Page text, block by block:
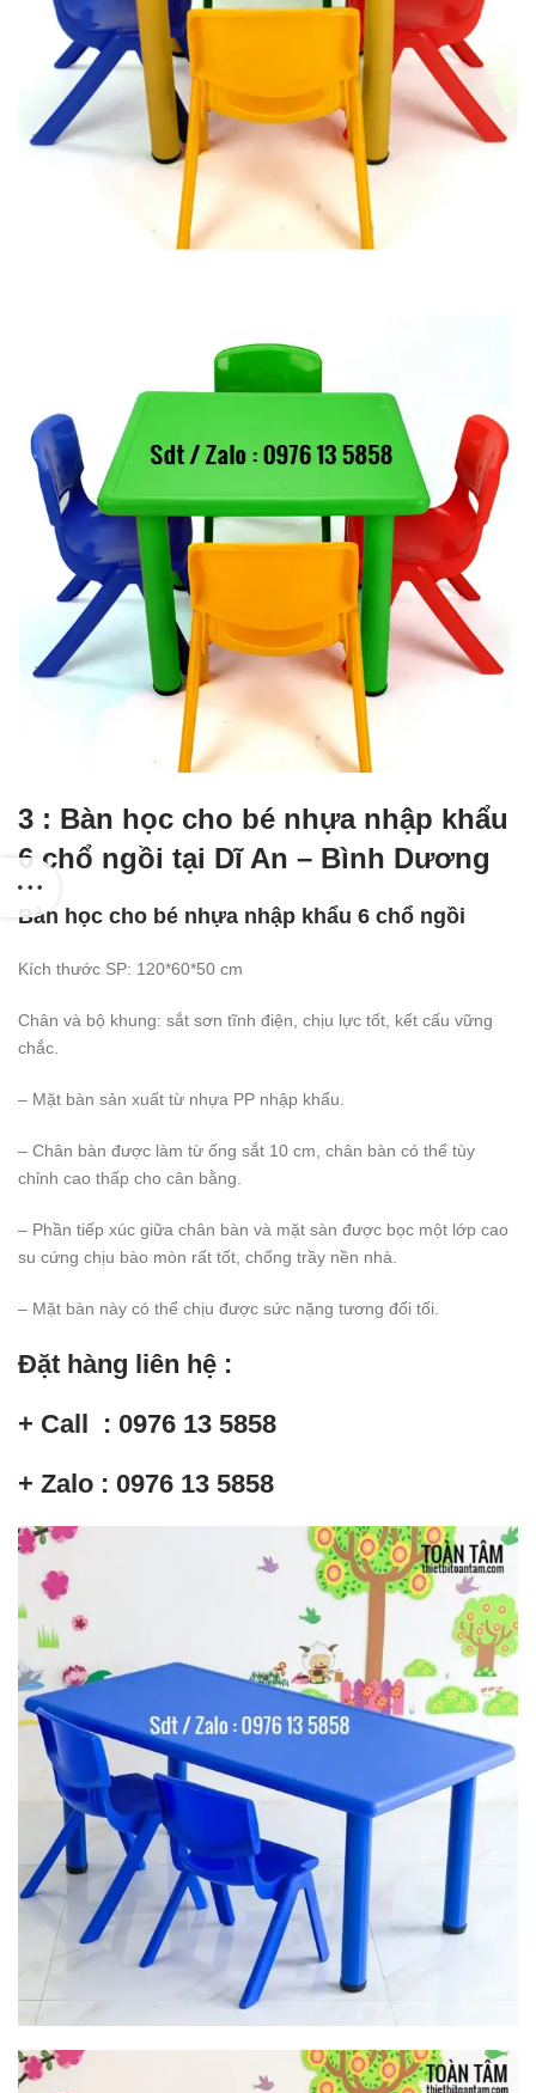
3 : Bàn học cho bé nhựa nhập khẩu
6 chổ ngồi tại Dĩ An – Bình Dương
Bàn học cho bé nhựa nhập khẩu 6 chổ ngồi
Kích thước SP: 120*60*50 cm
Chân và bộ khung: sắt sơn tĩnh điện, chịu lực tốt, kết cấu vững
chắc.
– Mặt bàn sản xuất từ nhựa PP nhập khẩu.
– Chân bàn được làm từ ống sắt 10 cm, chân bàn có thể tùy
chỉnh cao thấp cho cân bằng.
– Phần tiếp xúc giữa chân bàn và mặt sàn được bọc một lớp cao
su cứng chịu bào mòn rất tốt, chống trầy nền nhà.
– Mặt bàn này có thể chịu được sức nặng tương đối tối.
Đặt hàng liên hệ :
+ Call : 0976 13 5858
+ Zalo : 0976 13 5858